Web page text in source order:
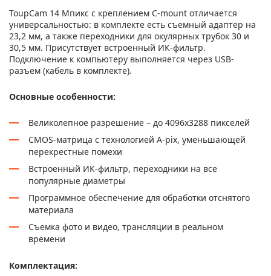
ToupCam 14 Мпикс с креплением C-mount отличается
универсальностью: в комплекте есть съемный адаптер на
23,2 мм, а также переходники для окулярных трубок 30 и
30,5 мм. Присутствует встроенный ИК-фильтр.
Подключение к компьютеру выполняется через USB-
разъем (кабель в комплекте).
Основные особенности:
Великолепное разрешение – до 4096x3288 пикселей
CMOS-матрица с технологией А-pix, уменьшающей
перекрестные помехи
Встроенный ИК-фильтр, переходники на все
популярные диаметры
Программное обеспечение для обработки отснятого
материала
Съемка фото и видео, трансляции в реальном
времени
Комплектация: